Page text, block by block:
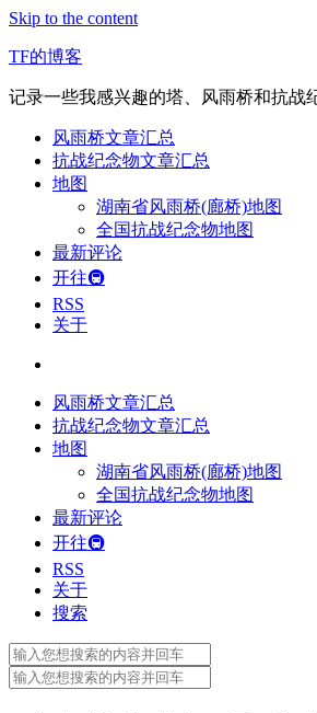
Skip to the content
TF的博客
记录一些我感兴趣的塔、风雨桥和抗战
风雨桥文章汇总
抗战纪念物文章汇总
地图
湖南省风雨桥(廊桥)地图
全国抗战纪念物地图
最新评论
开往🚇
RSS
关于
风雨桥文章汇总
抗战纪念物文章汇总
地图
湖南省风雨桥(廊桥)地图
全国抗战纪念物地图
最新评论
开往🚇
RSS
关于
搜索
Search
for:
Search
for: